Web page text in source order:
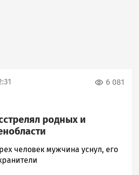
6 081
родных и
человек мужчина уснул, его